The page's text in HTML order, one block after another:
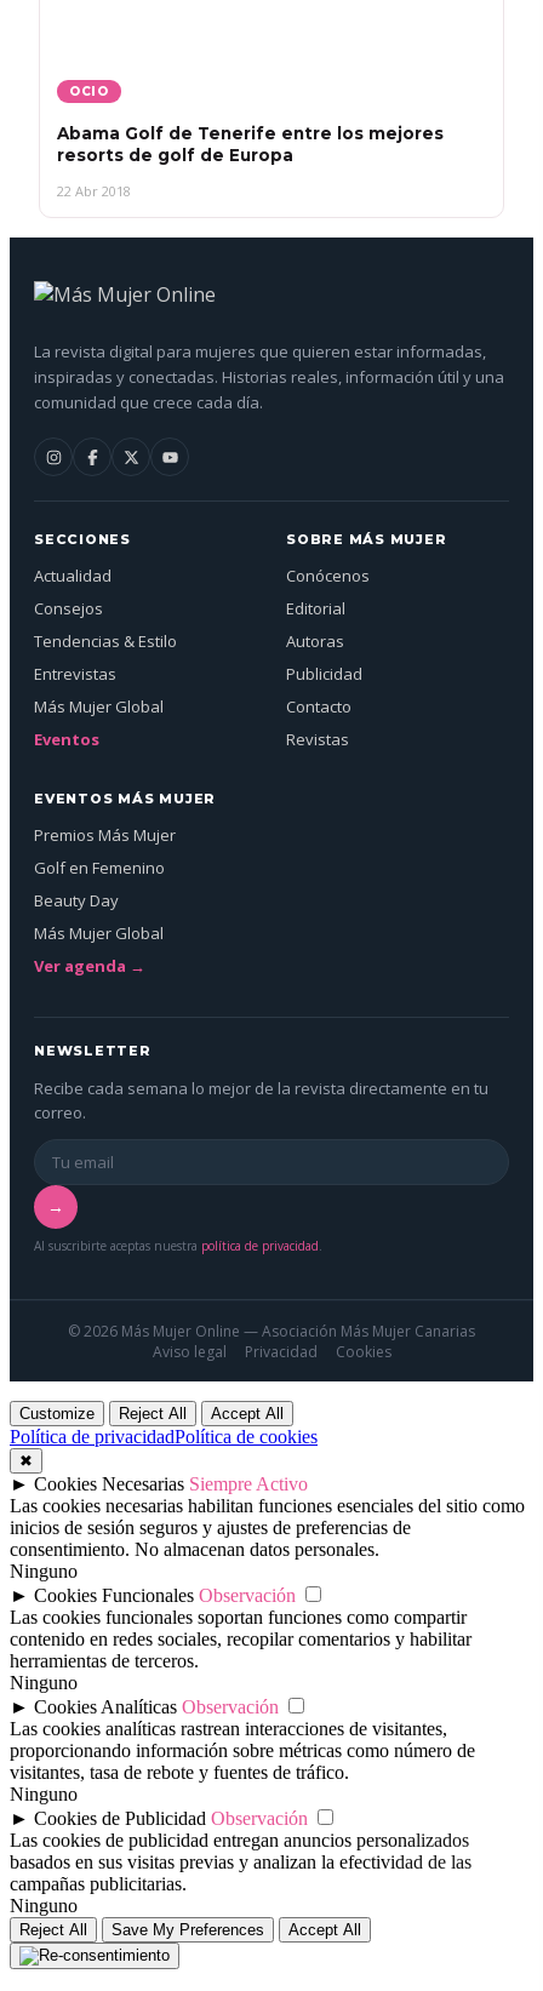
OCIO
Abama Golf de Tenerife entre los mejores
resorts de golf de Europa
22 Abr 2018
La revista digital para mujeres que quieren estar informadas,
inspiradas y conectadas. Historias reales, información útil y una
comunidad que crece cada día.
SECCIONES
Actualidad
Consejos
Tendencias & Estilo
Entrevistas
Más Mujer Global
Eventos
SOBRE MÁS MUJER
Conócenos
Editorial
Autoras
Publicidad
Contacto
Revistas
EVENTOS MÁS MUJER
Premios Más Mujer
Golf en Femenino
Beauty Day
Más Mujer Global
Ver agenda →
NEWSLETTER
Recibe cada semana lo mejor de la revista directamente en tu
correo.
→
Al suscribirte aceptas nuestra política de privacidad.
© 2026 Más Mujer Online — Asociación Más Mujer Canarias
Aviso legal
Privacidad Cookies
Customize Reject All Accept All
Política de privacidadPolítica de cookies
✖
► Cookies Necesarias Siempre Activo
Las cookies necesarias habilitan funciones esenciales del sitio como
inicios de sesión seguros y ajustes de preferencias de
consentimiento. No almacenan datos personales.
Ninguno
► Cookies Funcionales Observación
Las cookies funcionales soportan funciones como compartir
contenido en redes sociales, recopilar comentarios y habilitar
herramientas de terceros.
Ninguno
► Cookies Analíticas Observación
Las cookies analíticas rastrean interacciones de visitantes,
proporcionando información sobre métricas como número de
visitantes, tasa de rebote y fuentes de tráfico.
Ninguno
► Cookies de Publicidad Observación
Las cookies de publicidad entregan anuncios personalizados
basados en sus visitas previas y analizan la efectividad de las
campañas publicitarias.
Ninguno
Reject All Save My Preferences Accept All